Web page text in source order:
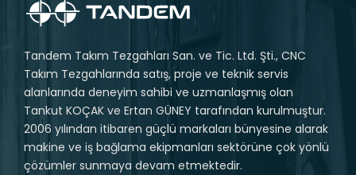
Tandem Takım Tezgahları San. ve Tic. Ltd. Şti., CNC
Takım Tezgahlarında satış, proje ve teknik servis
alanlarında deneyim sahibi ve uzmanlaşmış olan
Tankut KOÇAK ve Ertan GÜNEY tarafından kurulmuştur.
2006 yılından itibaren güçlü markaları bünyesine alarak
makine ve iş bağlama ekipmanları sektörüne çok yönlü
çözümler sunmaya devam etmektedir.